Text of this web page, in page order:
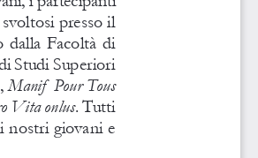
presso il
dalla Facoltà di
Superiori
Manif   Pour Tous
Vita onlus . tutti
nostri giovani e